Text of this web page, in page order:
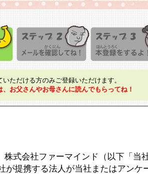
ただける方のみご登録いただけます。
お父さんやお母さんに読んでもらってね！
株式会社ファーマインド（以下「当
が提携する法人が当社またはアンケ